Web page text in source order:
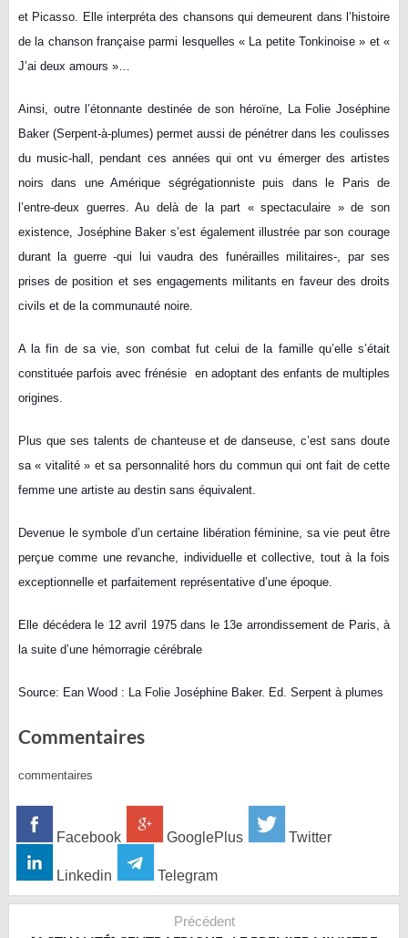
et Picasso. Elle interpréta des chansons qui demeurent dans l’histoire
de la chanson française parmi lesquelles « La petite Tonkinoise » et «
J’ai deux amours »…
Ainsi, outre l’étonnante destinée de son héroïne, La Folie Joséphine
Baker (Serpent-à-plumes) permet aussi de pénétrer dans les coulisses
du music-hall, pendant ces années qui ont vu émerger des artistes
noirs dans une Amérique ségrégationniste puis dans le Paris de
l’entre-deux guerres. Au delà de la part « spectaculaire » de son
existence, Joséphine Baker s’est également illustrée par son courage
durant la guerre -qui lui vaudra des funérailles militaires-, par ses
prises de position et ses engagements militants en faveur des droits
civils et de la communauté noire.
A la fin de sa vie, son combat fut celui de la famille qu’elle s’était
constituée parfois avec frénésie en adoptant des enfants de multiples
origines.
Plus que ses talents de chanteuse et de danseuse, c’est sans doute
sa « vitalité » et sa personnalité hors du commun qui ont fait de cette
femme une artiste au destin sans équivalent.
Devenue le symbole d’un certaine libération féminine, sa vie peut être
perçue comme une revanche, individuelle et collective, tout à la fois
exceptionnelle et parfaitement représentative d’une époque.
Elle décédera le 12 avril 1975 dans le 13e arrondissement de Paris, à
la suite d’une hémorragie cérébrale
Source: Ean Wood : La Folie Joséphine Baker. Ed. Serpent à plumes
Commentaires
commentaires
Facebook GooglePlus Twitter
Linkedin Telegram
Précédent